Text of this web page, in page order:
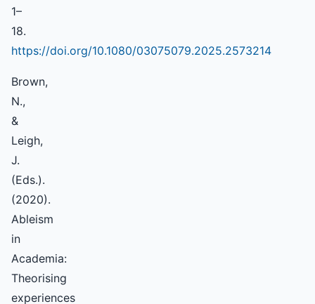
1–
18.
https://doi.org/10.1080/03075079.2025.2573214
Brown,
N.,
&
Leigh,
J.
(Eds.).
(2020).
Ableism
in
Academia:
Theorising
experiences